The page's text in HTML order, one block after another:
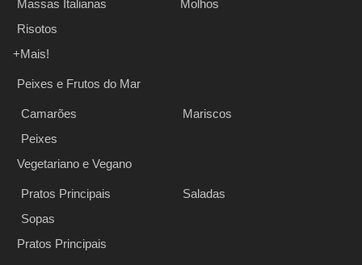
Massas Italianas
Molhos
Risotos
+Mais!
Peixes e Frutos do Mar
Camarões
Mariscos
Peixes
Vegetariano e Vegano
Pratos Principais
Saladas
Sopas
Pratos Principais